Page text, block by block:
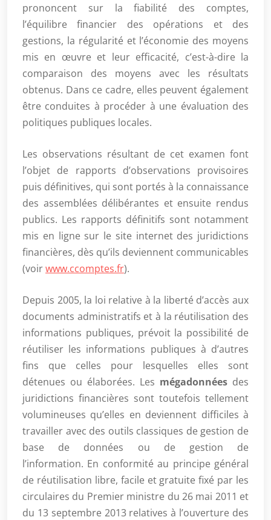
prononcent sur la fiabilité des comptes,
l’équilibre financier des opérations et des
gestions, la régularité et l’économie des moyens
mis en œuvre et leur efficacité, c’est-à-dire la
comparaison des moyens avec les résultats
obtenus. Dans ce cadre, elles peuvent également
être conduites à procéder à une évaluation des
politiques publiques locales.
Les observations résultant de cet examen font
l’objet de rapports d’observations provisoires
puis définitives, qui sont portés à la connaissance
des assemblées délibérantes et ensuite rendus
publics. Les rapports définitifs sont notamment
mis en ligne sur le site internet des juridictions
financières, dès qu’ils deviennent communicables
(voirwww.ccomptes.fr).
Depuis 2005, la loi relative à la liberté d’accès aux
documents administratifs et à la réutilisation des
informations publiques, prévoit la possibilité de
réutiliser les informations publiques à d’autres
fins que celles pour lesquelles elles sont
détenues ou élaborées. Les mégadonnées des
juridictions financières sont toutefois tellement
volumineuses qu’elles en deviennent difficiles à
travailler avec des outils classiques de gestion de
base de données ou de gestion de
l’information. En conformité au principe général
de réutilisation libre, facile et gratuite fixé par les
circulaires du Premier ministre du 26 mai 2011 et
du 13 septembre 2013 relatives à l’ouverture des